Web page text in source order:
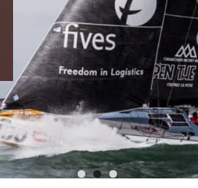
des skippers Louis Duc et
dans la course transatlantique